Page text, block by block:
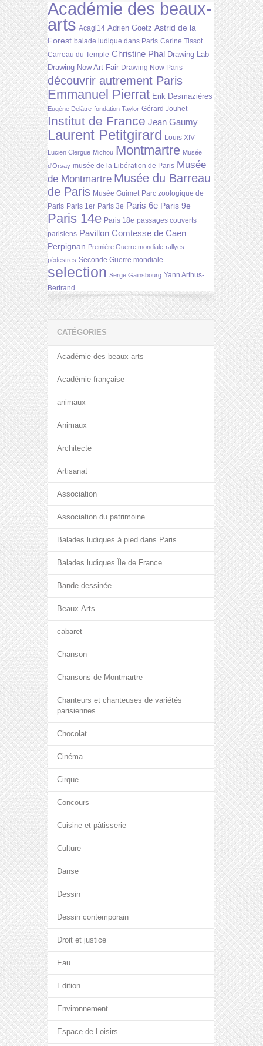
Académie des beaux-
arts Acagl14 Adrien Goetz Astrid de la
Forest balade ludique dans Paris Carine Tissot
Carreau du Temple Christine Phal Drawing Lab
Drawing Now Art Fair Drawing Now Paris
découvrir autrement Paris
Emmanuel Pierrat Erik Desmazières
Eugène Delâtre fondation Taylor Gérard Jouhet
Institut de France Jean Gaumy
Laurent Petitgirard Louis XIV
Lucien Clergue Michou Montmartre Musée
d'Orsay musée de la Libération de Paris Musée
de Montmartre Musée du Barreau
de Paris Musée Guimet Parc zoologique de
Paris Paris 1er Paris 3e Paris 6e Paris 9e
Paris 14e Paris 18e passages couverts
parisiens Pavillon Comtesse de Caen
Perpignan Première Guerre mondiale rallyes
pédestres Seconde Guerre mondiale
selection Serge Gainsbourg Yann Arthus-
Bertrand
CATÉGORIES
Académie des beaux-arts
Académie française
animaux
Animaux
Architecte
Artisanat
Association
Association du patrimoine
Balades ludiques à pied dans Paris
Balades ludiques Île de France
Bande dessinée
Beaux-Arts
cabaret
Chanson
Chansons de Montmartre
Chanteurs et chanteuses de variétés
parisiennes
Chocolat
Cinéma
Cirque
Concours
Cuisine et pâtisserie
Culture
Danse
Dessin
Dessin contemporain
Droit et justice
Eau
Edition
Environnement
Espace de Loisirs